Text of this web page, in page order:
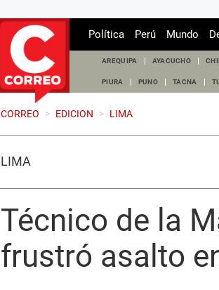
Política Perú Mundo
AREQUIPA AYACUCHO
PIURA PUNO TACNA
CORREO > EDICION > LIMA
LIMA
Técnico de la
frustró asalto